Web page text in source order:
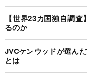
【世界23カ国独自調
るのか
JVCケンウッドが選ん
とは